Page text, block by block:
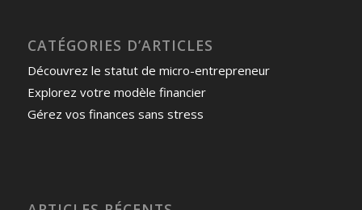
CATÉGORIES D’ARTICLES
Découvrez le statut de micro-entrepreneur
Explorez votre modèle financier
Gérez vos finances sans stress